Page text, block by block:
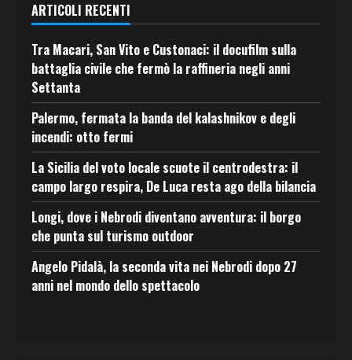
ARTICOLI RECENTI
Tra Macari, San Vito e Custonaci: il docufilm sulla
battaglia civile che fermò la raffineria negli anni
Settanta
Palermo, fermata la banda del kalashnikov e degli
incendi: otto fermi
La Sicilia del voto locale scuote il centrodestra: il
campo largo respira, De Luca resta ago della bilancia
Longi, dove i Nebrodi diventano avventura: il borgo
che punta sul turismo outdoor
Angelo Pidalà, la seconda vita nei Nebrodi dopo 27
anni nel mondo dello spettacolo